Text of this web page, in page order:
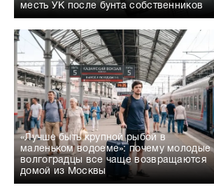
месть УК после бунта собственников
«Лучше быть крупной рыбой в
маленьком водоеме»: почему молодые
волгоградцы все чаще возвращаются
домой из Москвы